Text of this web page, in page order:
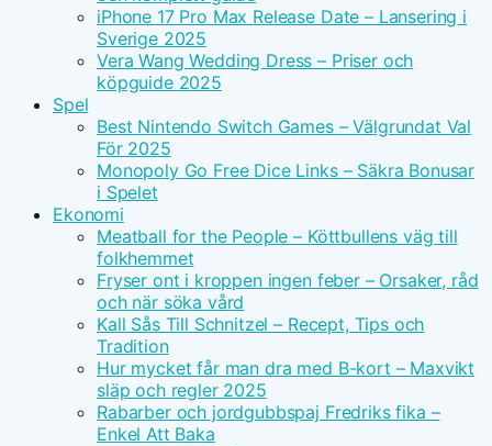
iPhone 17 Pro Max Release Date – Lansering i
Sverige 2025
Vera Wang Wedding Dress – Priser och
köpguide 2025
Spel
Best Nintendo Switch Games – Välgrundat Val
För 2025
Monopoly Go Free Dice Links – Säkra Bonusar
i Spelet
Ekonomi
Meatball for the People – Köttbullens väg till
folkhemmet
Fryser ont i kroppen ingen feber – Orsaker, råd
och när söka vård
Kall Sås Till Schnitzel – Recept, Tips och
Tradition
Hur mycket får man dra med B-kort – Maxvikt
släp och regler 2025
Rabarber och jordgubbspaj Fredriks fika –
Enkel Att Baka